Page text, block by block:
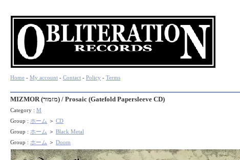
Home - My account - Contact - Policy - Terms
MIZMOR (מזמור) / Prosaic (Gatefold Papersleeve CD)
Category : M
Group : ホーム ＞ CD
Group : ホーム ＞ Black Metal
Group : ホーム ＞ Doom